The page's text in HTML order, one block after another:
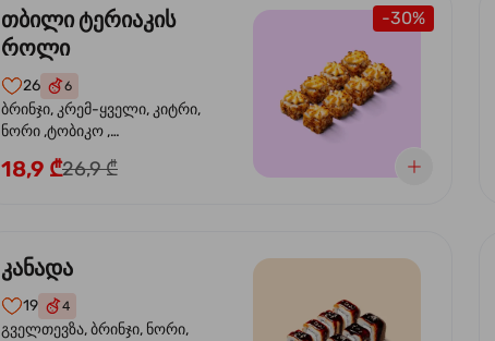
-30%
თბილი ტერიაკის
როლი
26 6
ბრინჯი, კრემ-ყველი, კიტრი,
ნორი ,ტობიკო ,
სეზამი, ტერიაკის სოუსი
18,9 ₾26,9 ₾
კანადა
19 4
გველთევზა, ბრინჯი, ნორი,